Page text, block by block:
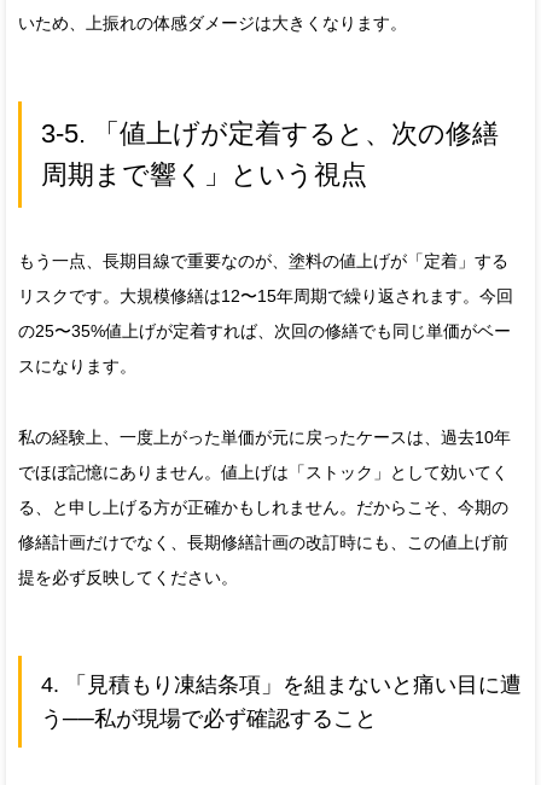
いため、上振れの体感ダメージは大きくなります。
3-5. 「値上げが定着すると、次の修繕
周期まで響く」という視点
もう一点、長期目線で重要なのが、塗料の値上げが「定着」する
リスクです。大規模修繕は12〜15年周期で繰り返されます。今回
の25〜35%値上げが定着すれば、次回の修繕でも同じ単価がベー
スになります。
私の経験上、一度上がった単価が元に戻ったケースは、過去10年
でほぼ記憶にありません。値上げは「ストック」として効いてく
る、と申し上げる方が正確かもしれません。だからこそ、今期の
修繕計画だけでなく、長期修繕計画の改訂時にも、この値上げ前
提を必ず反映してください。
4. 「見積もり凍結条項」を組まないと痛い目に遭
う──私が現場で必ず確認すること